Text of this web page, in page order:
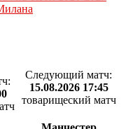
Следующий матч:
15.08.2026 17:45
товарищеский матч